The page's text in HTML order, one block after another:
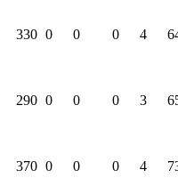
330 0 0 0 4
290 0 0 0 3
370 0 0 0 4